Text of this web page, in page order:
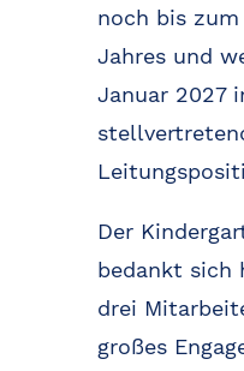
noch bis zum
Jahres und
Januar 2027
Der
bedankt sich
drei
großes